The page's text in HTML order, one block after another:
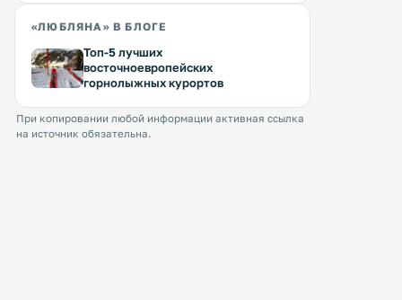
«ЛЮБЛЯНА» В БЛОГЕ
Топ-5 лучших
восточноевропейских
горнолыжных курортов
При копировании любой информации активная ссылка
на источник обязательна.